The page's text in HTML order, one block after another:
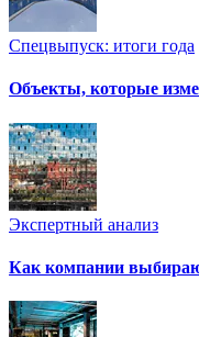
Спецвыпуск: итоги года
Объекты, которые
Экспертный анализ
Как компании